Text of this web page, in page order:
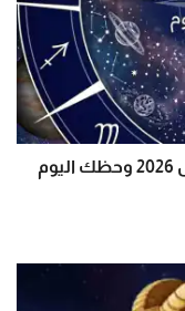
توقعات الأبراج اليوم السبت 8 أغسطس 2026 وحظك اليوم